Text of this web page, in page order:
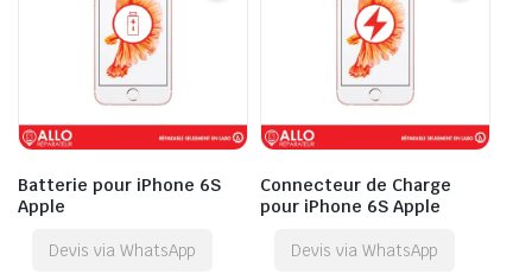
Batterie pour iPhone 6S
Apple
Devis via WhatsApp
Connecteur de Charge
pour iPhone 6S Apple
Devis via WhatsApp